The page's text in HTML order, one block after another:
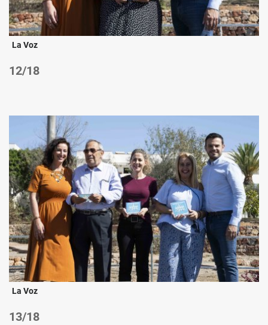
La Voz
/18
La Voz
/18